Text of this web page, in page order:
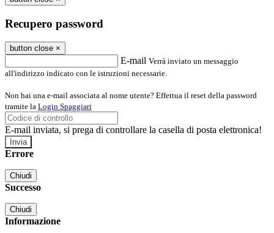
Recupero password
button close ×
E-mail Verrà inviato un messaggio
all'indirizzo indicato con le istruzioni necessarie.
Non hai una e-mail associata al nome utente? Effettua il reset della password
tramite la Login Spaggiari
E-mail inviata, si prega di controllare la casella di posta elettronica!
Errore
Chiudi
Successo
Chiudi
Informazione